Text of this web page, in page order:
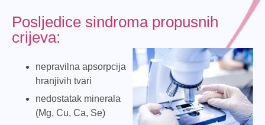
Posljedice sindroma propusnih
crijeva:
nepravilna apsorpcija
hranjivih tvari
nedostatak minerala
(Mg, Cu, Ca, Se)